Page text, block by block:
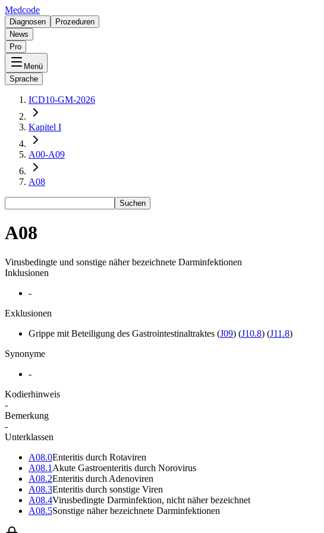
Medcode
Diagnosen
Prozeduren
News
Pro
Menü
Sprache
ICD10-GM-2026
Kapitel I
A00-A09
A08
Suchen
A08
Virusbedingte und sonstige näher bezeichnete Darminfektionen
Inklusionen
-
Exklusionen
Grippe mit Beteiligung des Gastrointestinaltraktes (J09) (J10.8) (J11.8)
Synonyme
-
Kodierhinweis
-
Bemerkung
-
Unterklassen
A08.0Enteritis durch Rotaviren
A08.1 Akute Gastroenteritis durch Norovirus
A08.2Enteritis durch Adenoviren
A08.3Enteritis durch sonstige Viren
A08.4Virusbedingte Darminfektion, nicht näher bezeichnet
A08.5Sonstige näher bezeichnete Darminfektionen